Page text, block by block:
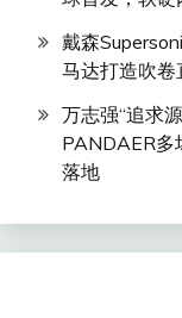
戴森
马达打造吹卷
万志强“追求
PANDAER多
落地